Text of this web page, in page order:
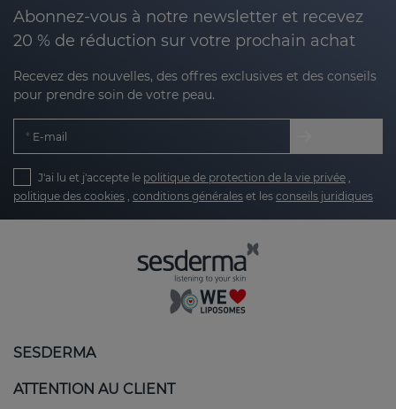
Abonnez-vous à notre newsletter et recevez
20 % de réduction sur votre prochain achat
Recevez des nouvelles, des offres exclusives et des conseils
pour prendre soin de votre peau.
E-mail
J'ai lu et j'accepte le politique de protection de la vie privée
politique des cookies conditions générales et les conseils juridiques
SESDERMA
ATTENTION AU CLIENT